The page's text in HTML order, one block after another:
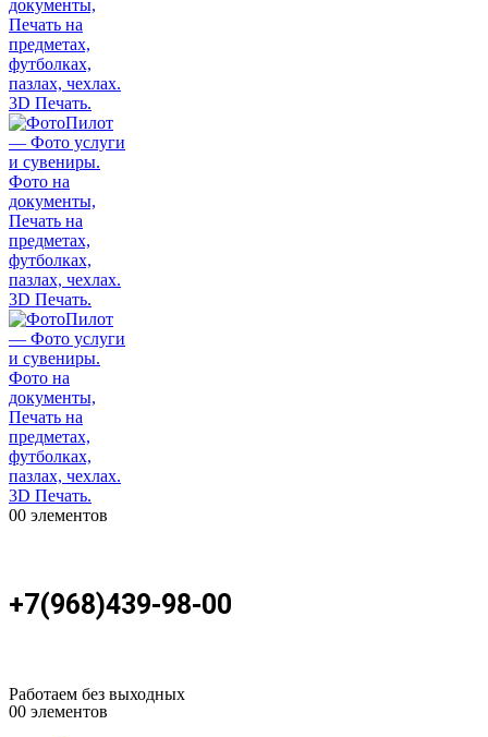
00 элементов
+7(968)439-98-00
Работаем без выходных
00 элементов